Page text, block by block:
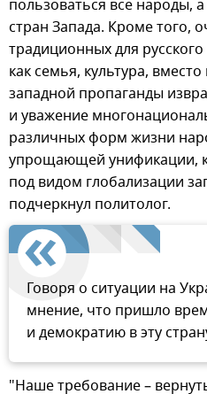
пользоваться все народы,
стран Запада. Кроме того,
традиционных для
как семья, культура,
западной пропаганды
и уважение
различных форм жизни
упрощающей унификации,
под видом глобализации
подчеркнул политолог.
Говоря о ситуации на
мнение, что пришло
и демократию в эту
"Наше требование –